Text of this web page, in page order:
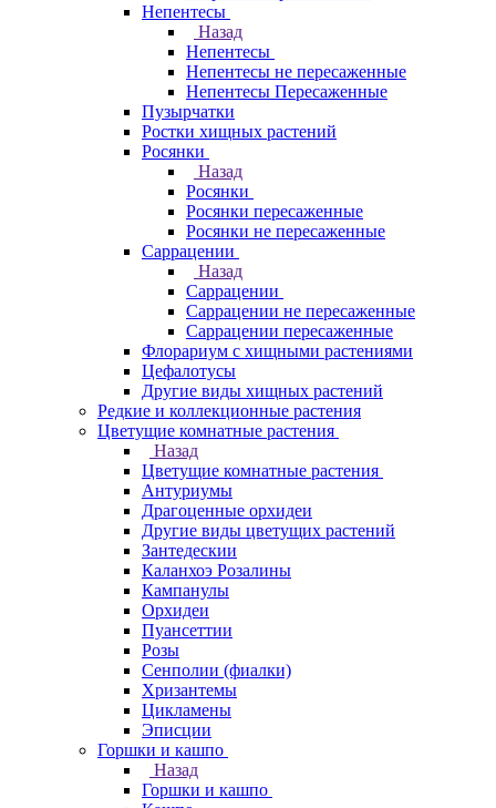
Непентесы
Назад
Непентесы
Непентесы не пересаженные
Непентесы Пересаженные
Пузырчатки
Ростки хищных растений
Росянки
Назад
Росянки
Росянки пересаженные
Росянки не пересаженные
Саррацении
Назад
Саррацении
Саррацении не пересаженные
Саррацении пересаженные
Флорариум с хищными растениями
Цефалотусы
Другие виды хищных растений
Редкие и коллекционные растения
Цветущие комнатные растения
Назад
Цветущие комнатные растения
Антуриумы
Драгоценные орхидеи
Другие виды цветущих растений
Зантедескии
Каланхоэ Розалины
Кампанулы
Орхидеи
Пуансеттии
Розы
Сенполии (фиалки)
Хризантемы
Цикламены
Эписции
Горшки и кашпо
Назад
Горшки и кашпо